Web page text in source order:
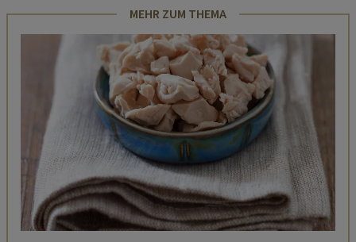
MEHR ZUM THEMA